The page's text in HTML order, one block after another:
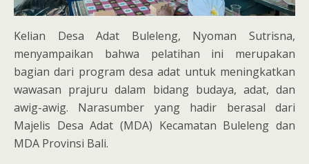
Kelian Desa Adat Buleleng, Nyoman Sutrisna,
menyampaikan bahwa pelatihan ini merupakan
bagian dari program desa adat untuk meningkatkan
wawasan prajuru dalam bidang budaya, adat, dan
awig-awig. Narasumber yang hadir berasal dari
Majelis Desa Adat (MDA) Kecamatan Buleleng dan
MDA Provinsi Bali.